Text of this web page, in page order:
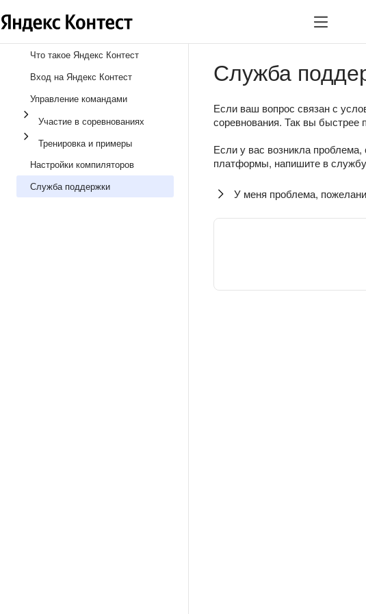
Что такое Яндекс Контест
Вход на Яндекс Контест
Управление командами
Участие в соревнованиях
Тренировка и примеры
Настройки компиляторов
Служба поддержки
Служба
Если ваш вопрос связан с
соревнования. Так вы быстрее
Если у вас возникла
платформы, напишите в
У меня проблема,